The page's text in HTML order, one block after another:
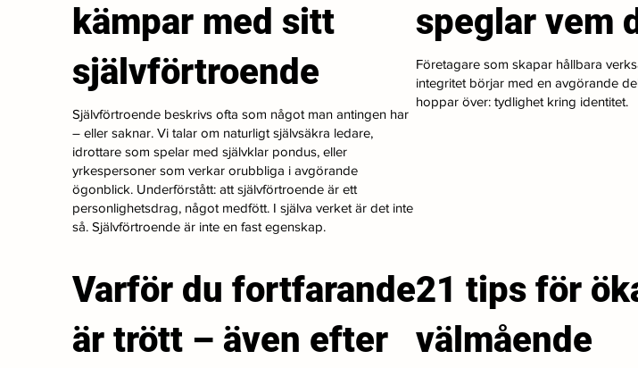
kämpar med sitt
självförtroende
Självförtroende beskrivs ofta som något man antingen har
– eller saknar. Vi talar om naturligt självsäkra ledare,
idrottare som spelar med självklar pondus, eller
yrkespersoner som verkar orubbliga i avgörande
ögonblick. Underförstått: att självförtroende är ett
personlighetsdrag, något medfött. I själva verket är det inte
så. Självförtroende är inte en fast egenskap.
speglar vem
Företagare som skapar hållbara
integritet börjar med en avgörande
hoppar över: tydlighet kring identitet.
Varför du fortfarande
är trött – även efter
21 tips för
välmående